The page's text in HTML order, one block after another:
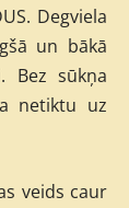
Degviela
un bākā
Bez sūkņa
netiktu uz
veids caur